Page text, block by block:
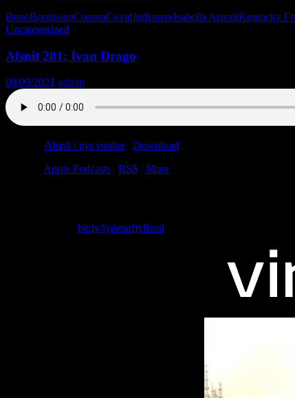
BonoBornholmCoronaCovidIndianereIsabella ArendtKentucky
Uncategorized
Afsnit 281: Ivan Drago
08/09/2021 admin
Afspil i nyt vindue Download
Apple Podcasts RSS
More
bit.ly/lydenafjylland